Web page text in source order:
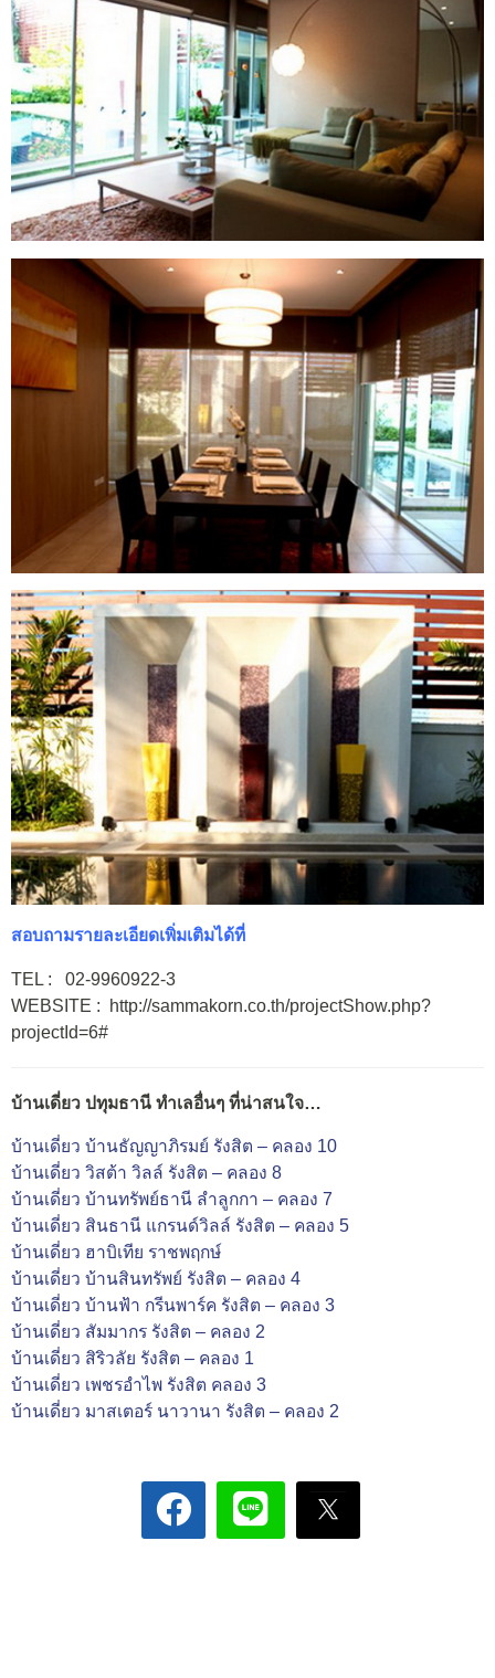
สอบถามรายละเอียดเพิ่มเติมได้ที่
TEL : 02-9960922-3
WEBSITE : http://sammakorn.co.th/projectShow.php?
projectId=6#
บ้านเดี่ยว ปทุมธานี ทำเลอื่นๆ ที่น่าสนใจ…
บ้านเดี่ยว บ้านธัญญาภิรมย์ รังสิต – คลอง 10
บ้านเดี่ยว วิสต้า วิลล์ รังสิต – คลอง 8
บ้านเดี่ยว บ้านทรัพย์ธานี ลำลูกกา – คลอง 7
บ้านเดี่ยว สินธานี แกรนด์วิลล์ รังสิต – คลอง 5
บ้านเดี่ยว ฮาบิเทีย ราชพฤกษ์
บ้านเดี่ยว บ้านสินทรัพย์ รังสิต – คลอง 4
บ้านเดี่ยว บ้านฟ้า กรีนพาร์ค รังสิต – คลอง 3
บ้านเดี่ยว สัมมากร รังสิต – คลอง 2
บ้านเดี่ยว สิริวลัย รังสิต – คลอง 1
บ้านเดี่ยว เพชรอำไพ รังสิต คลอง 3
บ้านเดี่ยว มาสเตอร์ นาวานา รังสิต – คลอง 2